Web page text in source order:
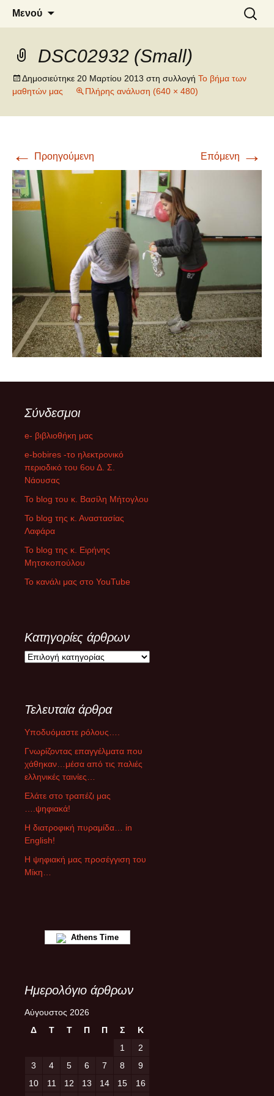
6o ΔΗΜΟΤΙΚΟ ΣΧΟΛΕΙΟ
ΝΑΟΥΣΑΣ
Μενού
για:
DSC02932 (Small)
Δημοσιεύτηκε 20 Μαρτίου 2013 στη συλλογή Το βήμα των
μαθητών μας
Πλήρης ανάλυση (640 × 480)
← Προηγούμενη Επόμενη →
Σύνδεσμοι
e- βιβλιοθήκη μας
e-bobires -το ηλεκτρονικό
περιοδικό του 6ου Δ. Σ.
Νάουσας
To blog του κ. Βασίλη Μήτογλου
Το blog της κ. Αναστασίας
Λαφάρα
Το blog της κ. Ειρήνης
Μητσκοπούλου
Το κανάλι μας στο YouTube
Κατηγορίες άρθρων
Κ
γ
ρ
ί
ρ
θ
ρ
ω
Τελευταία άρθρα
Υποδυόμαστε ρόλους….
Γνωρίζοντας επαγγέλματα που
χάθηκαν…μέσα από τις παλιές
ελληνικές ταινίες…
Ελάτε στο τραπέζι μας
….ψηφιακά!
Η διατροφική πυραμίδα… in
English!
Η ψηφιακή μας προσέγγιση του
Μίκη…
Athens Time
Ημερολόγιο άρθρων
Αύγουστος 2026
Δ
Τ Τ Π Π Σ
Κ
1
2
3
4 5 6 7 8
9
10
11 12 13 14 15 16